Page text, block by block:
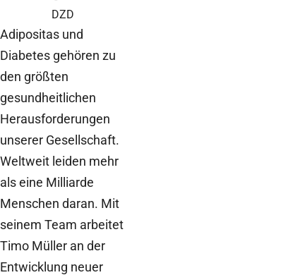
DZD
Adipositas und
Diabetes gehören zu
den größten
gesundheitlichen
Herausforderungen
unserer Gesellschaft.
Weltweit leiden mehr
als eine Milliarde
Menschen daran. Mit
seinem Team arbeitet
Timo Müller an der
Entwicklung neuer